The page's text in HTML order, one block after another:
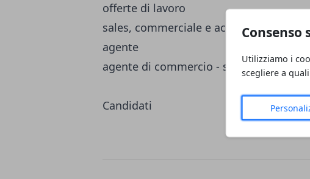
Consenso
Utilizziamo i
scegliere a
offerte di lavoro
sales, commerciale e acquisti
agente
agente di commercio - settore abrasivi
Candidati